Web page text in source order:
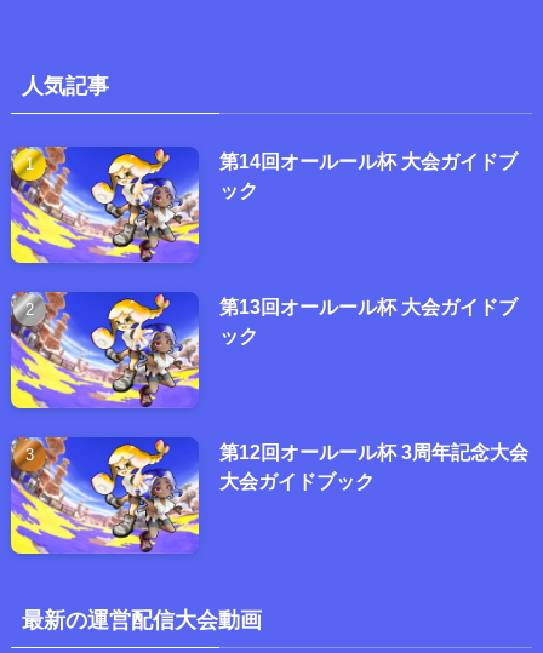
人気記事
第14回オールール杯 大会ガイドブ
ック
第13回オールール杯 大会ガイドブ
ック
第12回オールール杯 3周年記念大会
大会ガイドブック
最新の運営配信大会動画